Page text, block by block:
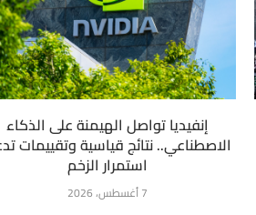
إنفيديا تواصل الهيمنة على الذكاء
الاصطناعي.. نتائج قياسية وتقييمات
استمرار الزخم
7 أغسطس، 2026